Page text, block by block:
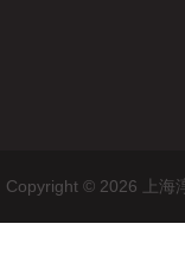
Copyright © 2026 上